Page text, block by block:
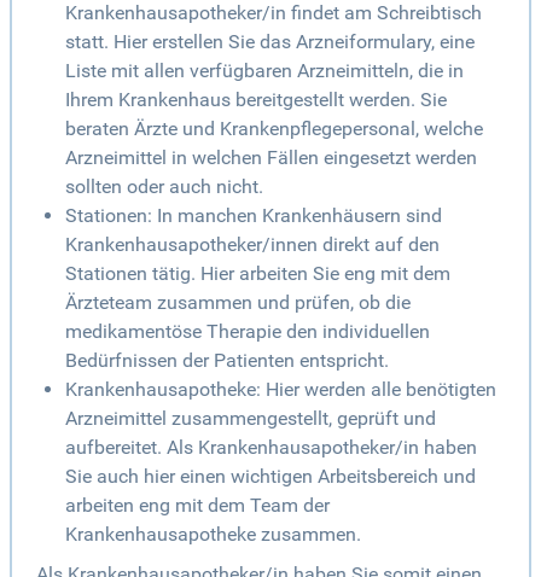
Krankenhausapotheker/in findet am Schreibtisch
statt. Hier erstellen Sie das Arzneiformulary, eine
Liste mit allen verfügbaren Arzneimitteln, die in
Ihrem Krankenhaus bereitgestellt werden. Sie
beraten Ärzte und Krankenpflegepersonal, welche
Arzneimittel in welchen Fällen eingesetzt werden
sollten oder auch nicht.
Stationen: In manchen Krankenhäusern sind
Krankenhausapotheker/innen direkt auf den
Stationen tätig. Hier arbeiten Sie eng mit dem
Ärzteteam zusammen und prüfen, ob die
medikamentöse Therapie den individuellen
Bedürfnissen der Patienten entspricht.
Krankenhausapotheke: Hier werden alle benötigten
Arzneimittel zusammengestellt, geprüft und
aufbereitet. Als Krankenhausapotheker/in haben
Sie auch hier einen wichtigen Arbeitsbereich und
arbeiten eng mit dem Team der
Krankenhausapotheke zusammen.